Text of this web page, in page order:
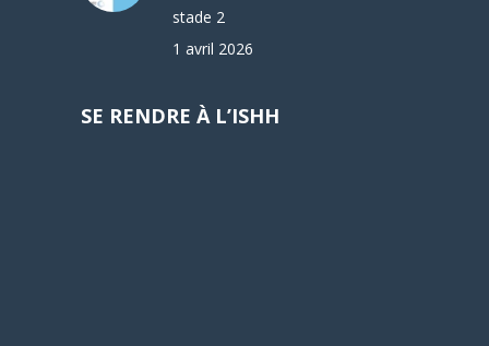
stade 2
1 avril 2026
SE RENDRE À L’ISHH